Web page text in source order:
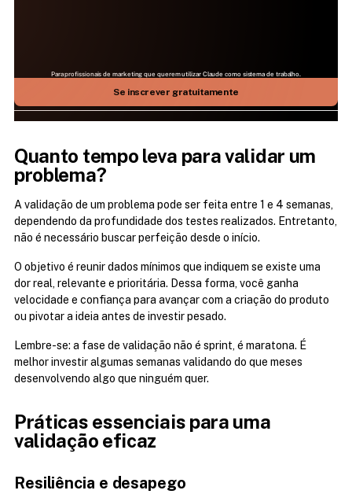
25 DE JULHO | 09H ÀS 17H | AO VIVO NO ZOOM
trabalhar para você
Para profissionais de marketing que querem utilizar Claude como sistema de trabalho.
Se inscrever gratuitamente
Quanto tempo leva para validar um
problema?
A validação de um problema pode ser feita entre 1 e 4 semanas,
dependendo da profundidade dos testes realizados. Entretanto,
não é necessário buscar perfeição desde o início.
O objetivo é reunir dados mínimos que indiquem se existe uma
dor real, relevante e prioritária. Dessa forma, você ganha
velocidade e confiança para avançar com a criação do produto
ou pivotar a ideia antes de investir pesado.
Lembre-se: a fase de validação não é sprint, é maratona. É
melhor investir algumas semanas validando do que meses
desenvolvendo algo que ninguém quer.
Práticas essenciais para uma
validação eficaz
Resiliência e desapego